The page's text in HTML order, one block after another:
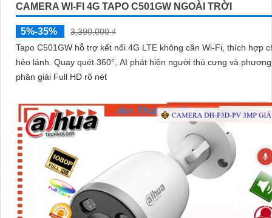
CAMERA WI-FI 4G TAPO C501GW NGOÀI TRỜI
5%-35%
3,390,000 ₫
Tapo C501GW hỗ trợ kết nối 4G LTE không cần Wi-Fi, thích hợp
hẻo lánh. Quay quét 360°, AI phát hiện người thú cưng và phương tiện độ
phân giải Full HD rõ nét